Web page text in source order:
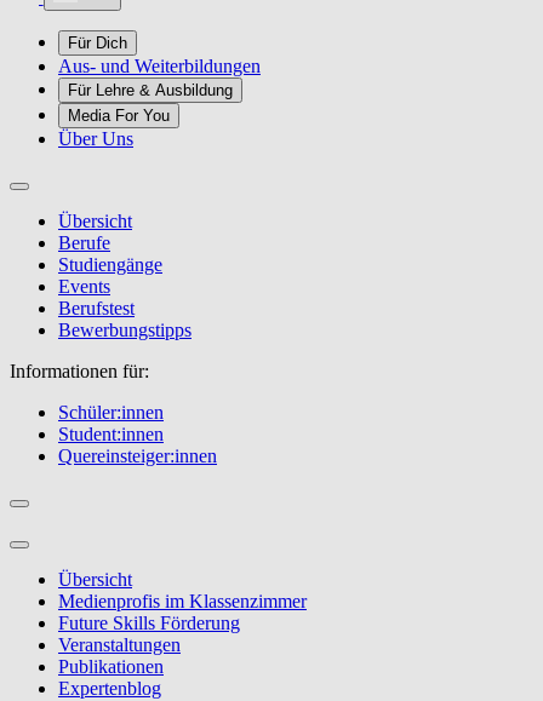
Für Dich
Aus- und Weiterbildungen
Für Lehre & Ausbildung
Media For You
Über Uns
Übersicht
Berufe
Studiengänge
Events
Berufstest
Bewerbungstipps
Informationen für:
Schüler:innen
Student:innen
Quereinsteiger:innen
Übersicht
Medienprofis im Klassenzimmer
Future Skills Förderung
Veranstaltungen
Publikationen
Expertenblog